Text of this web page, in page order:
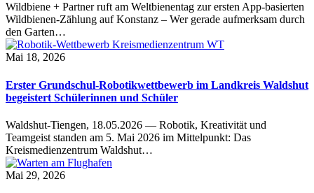
Wildbiene + Partner ruft am Weltbienentag zur ersten App-basierten
Wildbienen-Zählung auf Konstanz – Wer gerade aufmerksam durch
den Garten…
Mai 18, 2026
Erster Grundschul-Robotikwettbewerb im Landkreis Waldshut
begeistert Schülerinnen und Schüler
Waldshut-Tiengen, 18.05.2026 — Robotik, Kreativität und
Teamgeist standen am 5. Mai 2026 im Mittelpunkt: Das
Kreismedienzentrum Waldshut…
Mai 29, 2026